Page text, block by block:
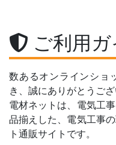
ご利用ガ
数あるオンラインショ
き、誠にありがとうござ
電材ネットは、電気工
品揃えした、電気工事
ト通販サイトです。